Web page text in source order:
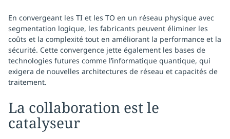
En convergeant les TI et les TO en un réseau physique avec
segmentation logique, les fabricants peuvent éliminer les
coûts et la complexité tout en améliorant la performance et la
sécurité. Cette convergence jette également les bases de
technologies futures comme l’informatique quantique, qui
exigera de nouvelles architectures de réseau et capacités de
traitement.
La collaboration est le
catalyseur